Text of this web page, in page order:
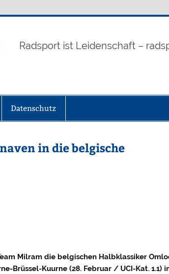
Radsport ist Leidenschaft –
Datenschutz
in die belgische
Milram die belgischen Halbklassiker
Brüssel-Kuurne (28. Februar / UCI-Kat. 1.1)